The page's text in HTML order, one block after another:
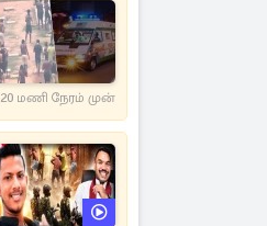
20 மணி நேரம் முன்